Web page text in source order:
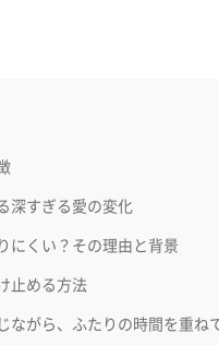
深すぎる愛の変化
にくい？その理由と背景
止める方法
ながら、ふたりの時間を重ね